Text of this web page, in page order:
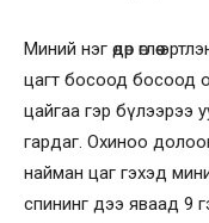
Миний нэг өдөр өглөө
цагт босоод босоод
цайгаа гэр бүлээрээ
гардаг. Охиноо долоон
найман цаг гэхэд
спининг дээ яваад 9